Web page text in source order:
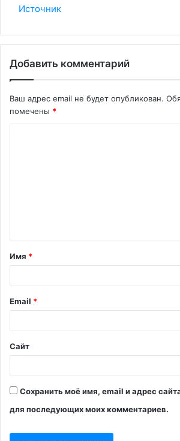
Источник
Добавить комментарий
Ваш адрес email не будет опубликован.
помечены *
Имя *
Email *
Сайт
Сохранить моё имя, email и адрес
для последующих моих комментариев.